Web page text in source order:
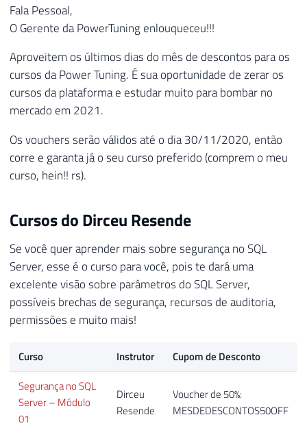
Fala Pessoal,
O Gerente da PowerTuning enlouqueceu!!!
Aproveitem os últimos dias do mês de descontos para os
cursos da Power Tuning. É sua oportunidade de zerar os
cursos da plataforma e estudar muito para bombar no
mercado em 2021.
Os vouchers serão válidos até o dia 30/11/2020, então
corre e garanta já o seu curso preferido (comprem o meu
curso, hein!! rs).
Cursos do Dirceu Resende
Se você quer aprender mais sobre segurança no SQL
Server, esse é o curso para você, pois te dará uma
excelente visão sobre parâmetros do SQL Server,
possíveis brechas de segurança, recursos de auditoria,
permissões e muito mais!
Curso Instrutor
Cupom de Desconto
Segurança no SQL
Server – Módulo
01
Dirceu
Resende
Voucher de 50%:
MESDEDESCONTOS50OFF